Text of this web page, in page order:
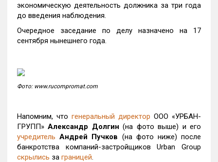
экономическую деятельность должника за три года
до введения наблюдения.
Очередное заседание по делу назначено на 17
сентября нынешнего года.
Фото: www.rucompromat.com
Напомним, что генеральный директор ООО «УРБАН-
ГРУПП»Александр Долгин (на фото выше) и его
учредитель Андрей Пучков (на фото ниже) после
банкротства компаний-застройщиков Urban Group
скрылись за границей.